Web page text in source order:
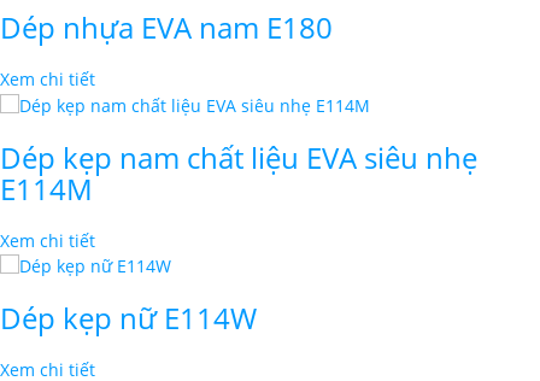
Dép nhựa EVA nam E180
Xem chi tiết
Dép kẹp nam chất liệu EVA siêu nhẹ
E114M
Xem chi tiết
Dép kẹp nữ E114W
Xem chi tiết